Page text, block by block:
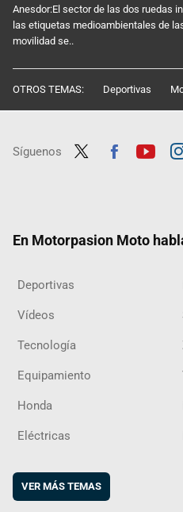
Anesdor:El sector de las dos ruedas
las etiquetas medioambientales de
movilidad se..
OTROS TEMAS: Deportivas
Síguenos
En Motorpasion Moto
Deportivas
Vídeos
Tecnología
Equipamiento
Honda
Eléctricas
VER MÁS TEMAS